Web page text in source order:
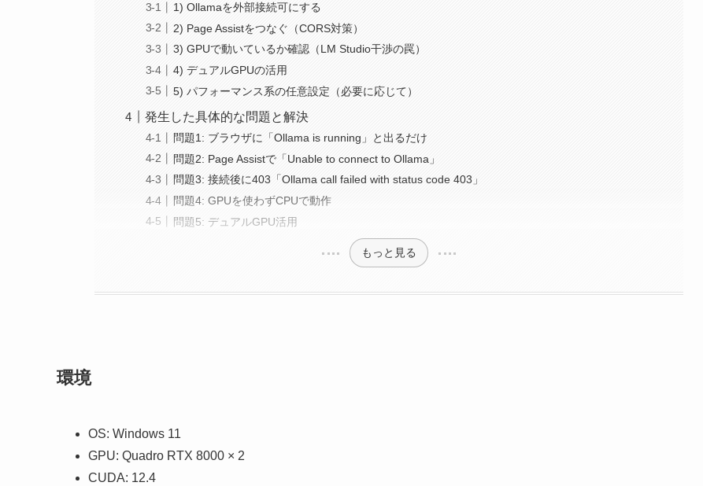
1) Ollamaを外部接続可にする
2) Page Assistをつなぐ（CORS対策）
3) GPUで動いているか確認（LM Studio干渉の罠）
4) デュアルGPUの活用
5) パフォーマンス系の任意設定（必要に応じて）
発生した具体的な問題と解決
問題1: ブラウザに「Ollama is running」と出るだけ
問題2: Page Assistで「Unable to connect to Ollama」
問題3: 接続後に403「Ollama call failed with status code 403」
問題4: GPUを使わずCPUで動作
問題5: デュアルGPU活用
もっと見る
環境
OS: Windows 11
GPU: Quadro RTX 8000 × 2
CUDA: 12.4